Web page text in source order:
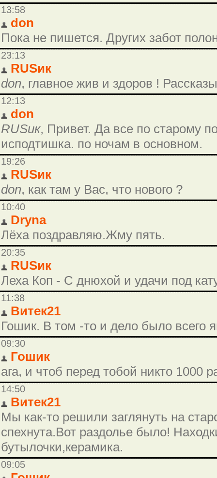
13:58
don
Пока не пишется. Других забот
23:13
RUSик
don, главное жив и здоров !
12:13
don
RUSик, Привет. Да все по старому
исподтишка. по ночам в основном.
19:26
RUSик
don, как там у Вас, что нового ?
10:40
Dryna
Лёха поздравляю.Жму пять.
20:35
RUSик
Леха Коп - С днюхой и удачи под
11:38
Витек21
Гошик. В том -то и дело было всего
09:30
Гошик
ага, и чтоб перед тобой никто 1000
14:50
Витек21
Мы как-то решили заглянуть на
спехнута.Вот раздолье было!
бутылочки,керамика.
09:05